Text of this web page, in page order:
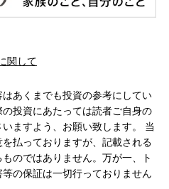
関して
あくまでも投資の参考にしてい
投資にあたっては読者ご自身の
ますよう、お願い致します。 当
払っておりますが、記載される
のではありません。万が一、ト
の保証は一切行っておりません